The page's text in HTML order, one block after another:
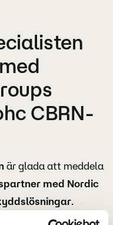
CBRN-
är glada att meddela
med Nordic
.
erbjuda marknadens